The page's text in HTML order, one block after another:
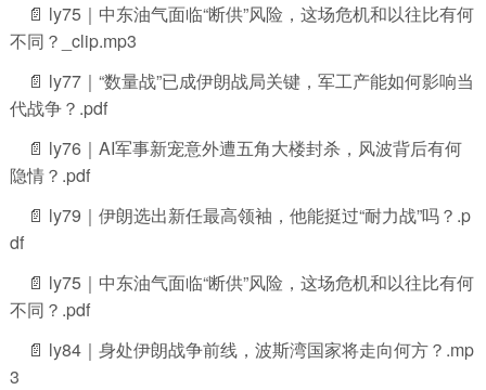
📄 ly75｜中东油气面临“断供”风险，这场危机和以往比有何
不同？_clip.mp3
📄 ly77｜“数量战”已成伊朗战局关键，军工产能如何影响当
代战争？.pdf
📄 ly76｜AI军事新宠意外遭五角大楼封杀，风波背后有何
隐情？.pdf
📄 ly79｜伊朗选出新任最高领袖，他能挺过“耐力战”吗？.p
df
📄 ly75｜中东油气面临“断供”风险，这场危机和以往比有何
不同？.pdf
📄 ly84｜身处伊朗战争前线，波斯湾国家将走向何方？.mp
3